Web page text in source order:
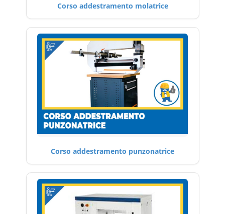
Corso addestramento molatrice
Corso addestramento punzonatrice